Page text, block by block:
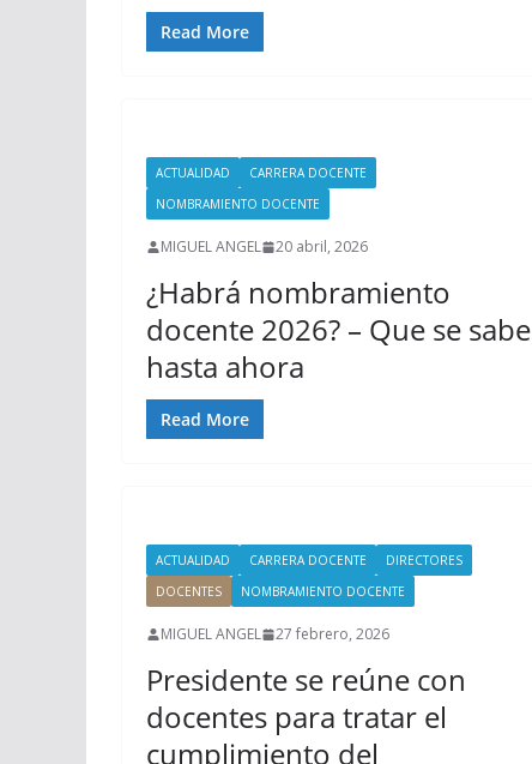
Read More
ACTUALIDAD
CARRERA DOCENTE
NOMBRAMIENTO DOCENTE
MIGUEL ANGEL 20 abril, 2026
¿Habrá nombramiento
docente 2026? – Que se sabe
hasta ahora
Read More
ACTUALIDAD CARRERA DOCENTE
DIRECTORES
DOCENTES
NOMBRAMIENTO DOCENTE
MIGUEL ANGEL 27 febrero, 2026
Presidente se reúne con
docentes para tratar el
cumplimiento del